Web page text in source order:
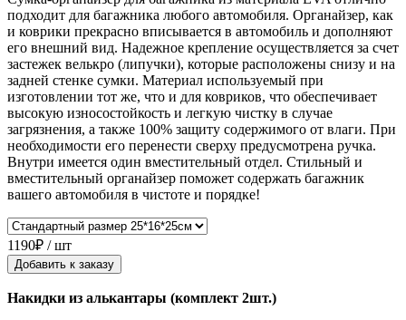
подходит для багажника любого автомобиля. Органайзер, как
и коврики прекрасно вписывается в автомобиль и дополняют
его внешний вид. Надежное крепление осуществляется за счет
застежек велькро (липучки), которые расположены снизу и на
задней стенке сумки. Материал используемый при
изготовлении тот же, что и для ковриков, что обеспечивает
высокую износостойкость и легкую чистку в случае
загрязнения, а также 100% защиту содержимого от влаги. При
необходимости его перенести сверху предусмотрена ручка.
Внутри имеется один вместительный отдел. Стильный и
вместительный органайзер поможет содержать багажник
вашего автомобиля в чистоте и порядке!
1190₽ / шт
Добавить к заказу
Накидки из алькантары (комплект 2шт.)